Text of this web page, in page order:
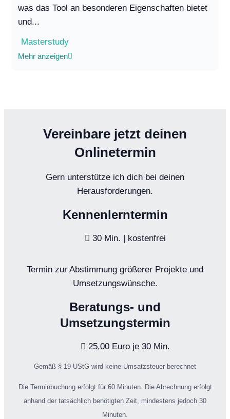
was das Tool an besonderen Eigenschaften bietet
und...
Masterstudy
Mehr anzeigen
Vereinbare jetzt deinen
Onlinetermin
Gern unterstütze ich dich bei deinen
Herausforderungen.
Kennenlerntermin
30 Min. | kostenfrei
Termin zur Abstimmung größerer Projekte und
Umsetzungswünsche.
Beratungs- und
Umsetzungstermin
25,00 Euro je 30 Min.
Gemäß § 19 UStG wird keine Umsatzsteuer berechnet
Die Terminbuchung erfolgt für 60 Minuten. Die Abrechnung erfolgt
anhand der tatsächlich benötigten Zeit, mindestens jedoch 30
Minuten.